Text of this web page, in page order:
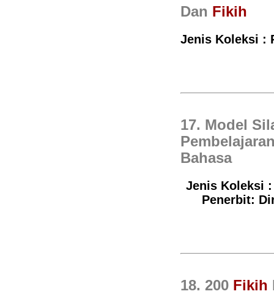
Dan Fikih
Jenis Koleksi :
17. Model
Bahasa
Jenis Koleksi
Penerbit:
18. 200 Fikih